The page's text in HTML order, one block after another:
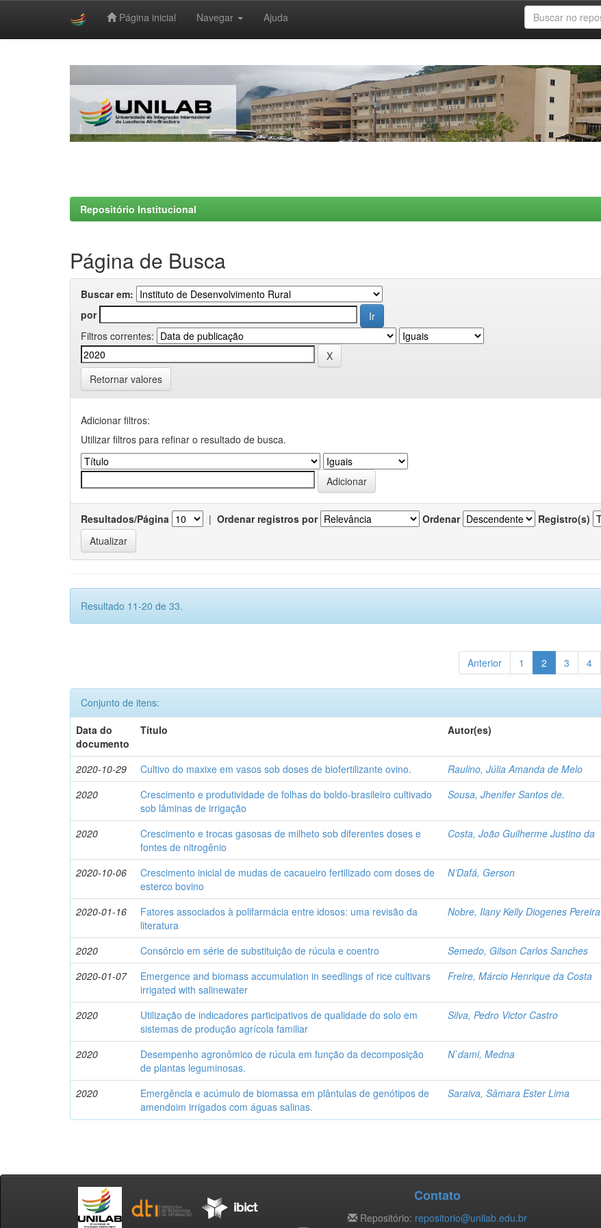
Página inicial Navegar Ajuda
Repositório Institucional
Página de Busca
Buscar em:
por
Filtros correntes:
Retornar valores
Adicionar filtros:
Utilizar filtros para refinar o resultado de busca.
Resultados/Página | Ordenar registros por Ordenar Registro(s)
Resultado 11-20 de 33.
Anterior 1 2 3 4
Conjunto de itens:
Data do
documento
Título Autor(es)
2020-10-29 Cultivo do maxixe em vasos sob doses de biofertilizante ovino.
Raulino, Júlia Amanda de Melo
2020
Crescimento e produtividade de folhas do boldo-brasileiro cultivado
sob lâminas de irrigação
Sousa, Jhenifer Santos de.
2020
Crescimento e trocas gasosas de milheto sob diferentes doses e
fontes de nitrogênio
Costa, João Guilherme Justino da
2020-10-06
Crescimento inicial de mudas de cacaueiro fertilizado com doses de
esterco bovino
N’Dafá, Gerson
2020-01-16
Fatores associados à polifarmácia entre idosos: uma revisão da
literatura
Nobre, Ilany Kelly Diogenes Pereira
2020 Consórcio em série de substituição de rúcula e coentro
Semedo, Gilson Carlos Sanches
2020-01-07
Emergence and biomass accumulation in seedlings of rice cultivars
irrigated with salinewater
Freire, Márcio Henrique da Costa
2020
Utilização de indicadores participativos de qualidade do solo em
sistemas de produção agrícola familiar
Silva, Pedro Victor Castro
2020
Desempenho agronômico de rúcula em função da decomposição
de plantas leguminosas.
N`dami, Medna
2020
Emergência e acúmulo de biomassa em plântulas de genótipos de
amendoim irrigados com águas salinas.
Saraiva, Sâmara Ester Lima
Contato
Repositório: repositorio@unilab.edu.br